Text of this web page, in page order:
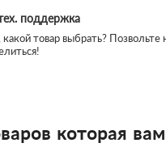
поддержка
какой товар выбрать? Позвольте
которая